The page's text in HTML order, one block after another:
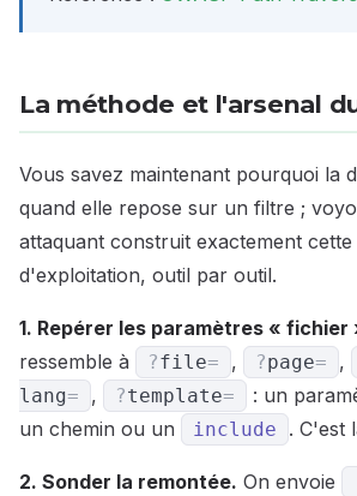
La méthode et l'arsenal
Vous savez maintenant pourquoi la
quand elle repose sur un filtre ;
attaquant construit exactement cette
d'exploitation, outil par outil.
1. Repérer les paramètres « fichier
ressemble à
?file= , ?page= ,
lang= , ?template=
: un
un chemin ou un
include . C'est
2. Sonder la remontée. On envoie